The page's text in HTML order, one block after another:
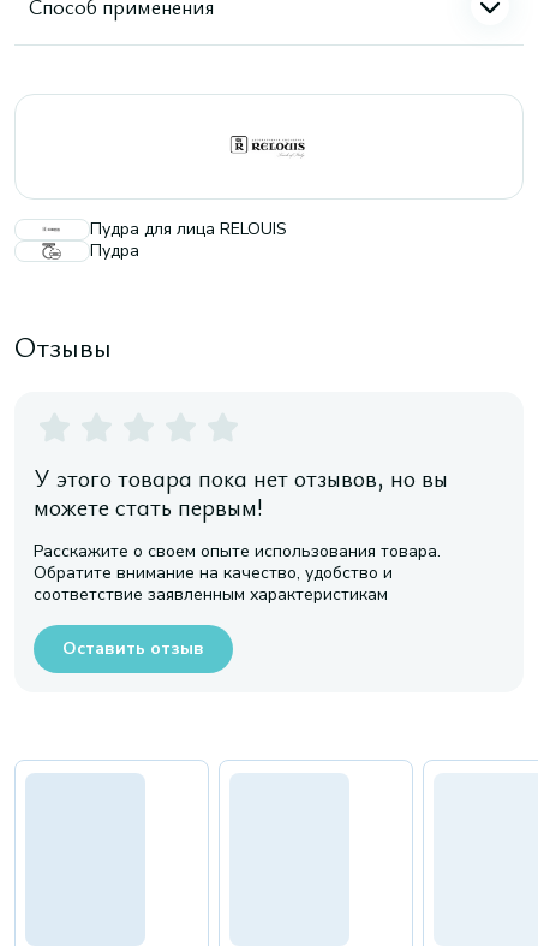
Пудра для лица RELOUIS
Пудра
Отзывы
У этого товара пока нет отзывов, но вы
можете стать первым!
Расскажите о своем опыте использования товара.
Обратите внимание на качество, удобство и
соответствие заявленным характеристикам
Оставить отзыв